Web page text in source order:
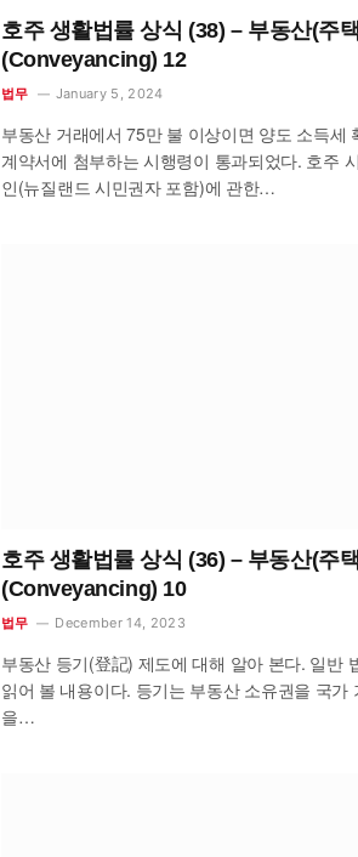
호주 생활법률 상식 (38) – 부동산(주
(Conveyancing) 12
법무 January 5, 2024
부동산 거래에서 75만 불 이상이면 양도 소득세
계약서에 첨부하는 시행령이 통과되었다. 호주
인(뉴질랜드 시민권자 포함)에 관한…
호주 생활법률 상식 (36) – 부동산(주
(Conveyancing) 10
법무 December 14, 2023
부동산 등기(登記) 제도에 대해 알아 본다. 일반
읽어 볼 내용이다. 등기는 부동산 소유권을 국가
을…